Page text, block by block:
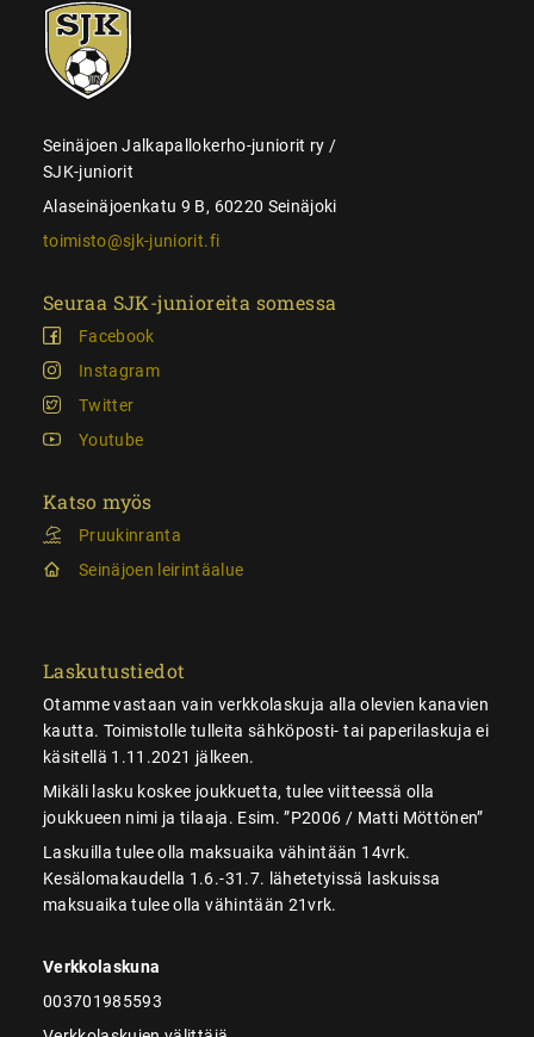
SJK-
juniorit
Seinäjoen Jalkapallokerho-juniorit ry /
SJK-juniorit
Alaseinäjoenkatu 9 B, 60220 Seinäjoki
toimisto@sjk-juniorit.fi
Seuraa SJK-junioreita somessa
Facebook
Instagram
Twitter
Youtube
Katso myös
Pruukinranta
Seinäjoen leirintäalue
Laskutustiedot
Otamme vastaan vain verkkolaskuja alla olevien kanavien
kautta. Toimistolle tulleita sähköposti- tai paperilaskuja ei
käsitellä 1.11.2021 jälkeen.
Mikäli lasku koskee joukkuetta, tulee viitteessä olla
joukkueen nimi ja tilaaja. Esim. ”P2006 / Matti Möttönen”
Laskuilla tulee olla maksuaika vähintään 14vrk.
Kesälomakaudella 1.6.-31.7. lähetetyissä laskuissa
maksuaika tulee olla vähintään 21vrk.
Verkkolaskuna
003701985593